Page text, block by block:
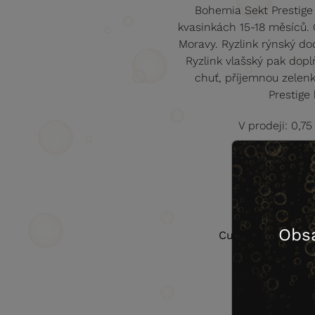
Bohemia Sekt
kvasinkách 15-18
Moravy. Ryzlink rýnský
Ryzlink vlašský pak
chuť, příjemnou
V prodeji:
Cukr (g/l)